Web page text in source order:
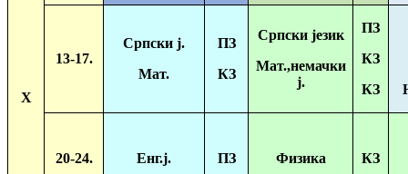
X
13-17.
Српски ј.
Мат.
ПЗ
КЗ
Српски језик
Мат.,немачки
ј.
ПЗ
КЗ
КЗ
20-24. Енг.ј. ПЗ Физика КЗ